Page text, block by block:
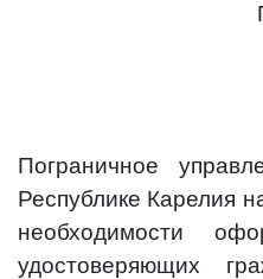
Пограничное
Республике Карелия
необходимости
удостоверяющих